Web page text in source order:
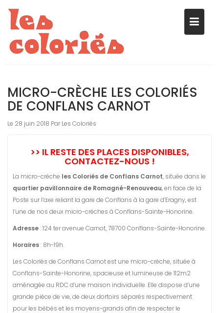
contentMICRO-CRÈCHE LES COLORIÉS
DE CONFLANS CARNOT
Le 28 juin 2018 Par Les Coloriés
>> IL RESTE DES PLACES DISPONIBLES,
CONTACTEZ-NOUS !
La micro-crèche les Coloriés de Conflans Carnot, située dans le
quartier pavillonnaire de Romagné-Renouveau, en face de la
Poste sur l’axe reliant la gare de Conflans à la gare d’Eragny, est
l’une de nos deux micro-crèches à Conflans-Sainte-Honorine.
Adresse: 124 ter avenue Carnot, 78700 Conflans-Sainte-Honorine.
Horaires: 8h-19h.
Les Coloriés de Conflans Carnot est une micro-crèche, située à
Conflans-Sainte-Honorine, spacieuse et lumineuse de 112m2
aménagée au RDC d’une maison individuelle. Elle dispose d’une
grande pièce de vie, de deux dortoirs séparés respectivement
pour les bébés et les moyens-grands afin de respecter le